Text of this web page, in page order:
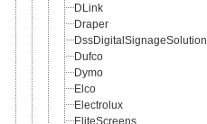
DLink
Draper
DssDigitalSignageSolution
Dufco
Dymo
Elco
Electrolux
EliteScreens